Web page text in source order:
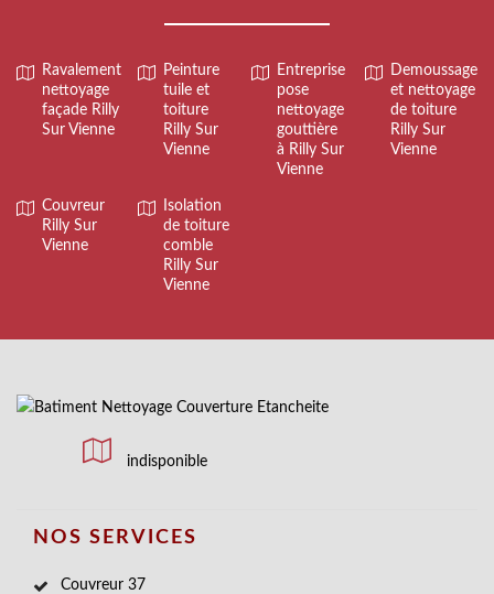
Ravalement
nettoyage
façade Rilly
Sur Vienne
Peinture
tuile et
toiture
Rilly Sur
Vienne
Entreprise
pose
nettoyage
gouttière
à Rilly Sur
Vienne
Demoussage
et nettoyage
de toiture
Rilly Sur
Vienne
Couvreur
Rilly Sur
Vienne
Isolation
de toiture
comble
Rilly Sur
Vienne
indisponible
NOS SERVICES
Couvreur 37